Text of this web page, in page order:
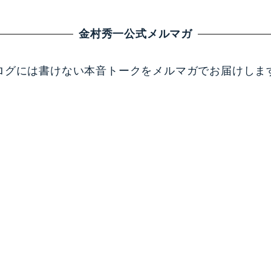
金村秀一公式メルマガ
グには書けない本音トークをメルマガでお届けしま